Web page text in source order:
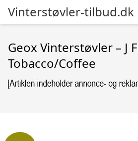
Vinterstøvler-tilbud.dk
Geox Vinterstøvler – J
Tobacco/Coffee